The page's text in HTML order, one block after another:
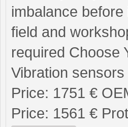
imbalance
field and
required Choose
Vibration
Price: 1751 €
Price: 1561 €